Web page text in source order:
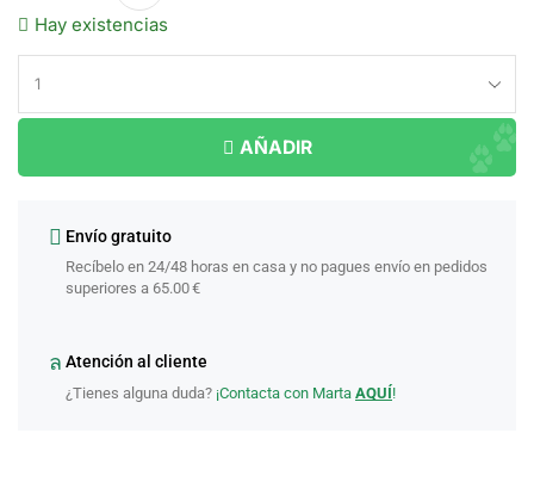
Hay existencias
AÑADIR
Envío gratuito
Recíbelo en 24/48 horas en casa y no pagues envío en pedidos
superiores a 65.00 €
Atención al cliente
¿Tienes alguna duda? ¡Contacta con Marta AQUÍ!